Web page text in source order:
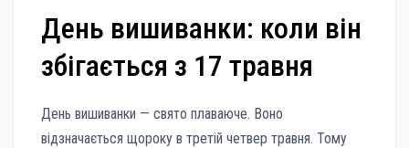
День вишиванки: коли він
збігається з 17 травня
День вишиванки — свято плаваюче. Воно
відзначається щороку в третій четвер травня. Тому